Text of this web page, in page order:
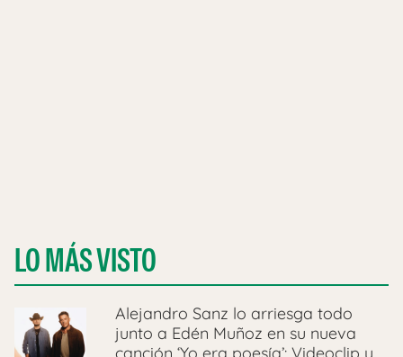
LO MÁS VISTO
Alejandro Sanz lo arriesga todo
junto a Edén Muñoz en su nueva
canción ‘Yo era poesía’: Videoclip y